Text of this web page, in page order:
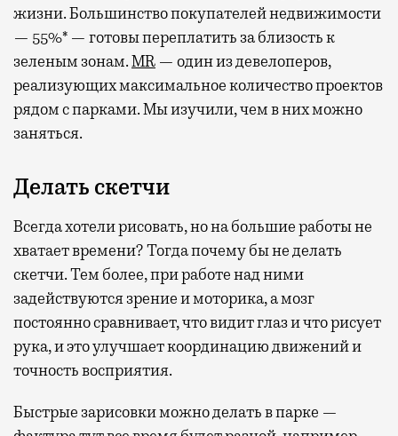
жизни. Большинство покупателей недвижимости
— 55%* — готовы переплатить за близость к
зеленым зонам.MR — один из девелоперов,
реализующих максимальное количество проектов
рядом с парками. Мы изучили, чем в них можно
заняться.
Делать скетчи
Всегда хотели рисовать, но на большие работы не
хватает времени? Тогда почему бы не делать
скетчи. Тем более, при работе над ними
задействуются зрение и моторика, а мозг
постоянно сравнивает, что видит глаз и что рисует
рука, и это улучшает координацию движений и
точность восприятия.
Быстрые зарисовки можно делать в парке —